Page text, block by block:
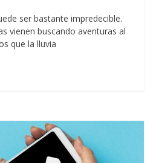
ser bastante impredecible.
vienen buscando aventuras al
que la lluvia